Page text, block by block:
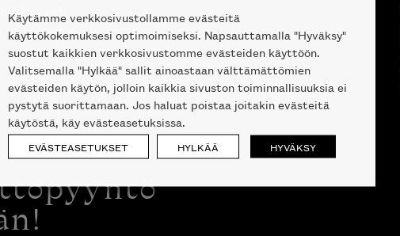
Helsingin keskustassa
Käytämme verkkosivustollamme evästeitä
käyttökokemuksesi optimoimiseksi. Napsauttamalla "Hyväksy"
suostut kaikkien verkkosivustomme evästeiden käyttöön.
Valitsemalla "Hylkää" sallit ainoastaan välttämättömien
evästeiden käytön, jolloin kaikkia sivuston toiminnallisuuksia ei
pystytä suorittamaan. Jos haluat poistaa joitakin evästeitä
käytöstä, käy evästeasetuksissa.
EVÄSTEASETUKSET HYLKÄÄ HYVÄKSY